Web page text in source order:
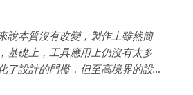
說本質沒有改變，製作上雖然簡
基礎上，工具應用上仍沒有太多
了設計的門檻，但至高境界的設